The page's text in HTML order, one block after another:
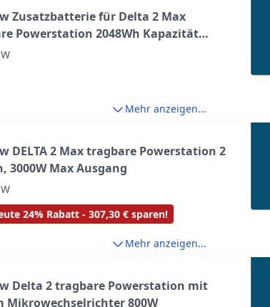
Zusatzbatterie für Delta 2 Max
Powerstation 2048Wh Kapazität
Batterie für Haushaltsreserve,
Mehr anzeigen...
DELTA 2 Max tragbare Powerstation 2
3000W Max Ausgang
24% Rabatt - 307,30 € sparen!
Mehr anzeigen...
Delta 2 tragbare Powerstation mit
Mikrowechselrichter 800W